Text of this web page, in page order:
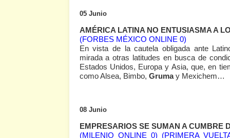
05 Junio
AMÉRICA LATINA NO ENTUSIASMA A
(FORBES MÉXICO ONLINE 0)
En vista de la cautela obligada ante
mirada a otras latitudes en busca de
Estados Unidos, Europa y Asia, que, en
como Alsea, Bimbo, Grumay Mexichem…
08 Junio
EMPRESARIOS SE SUMAN A CUMBRE
(MILENIO ONLINE 0) (PRIMERA